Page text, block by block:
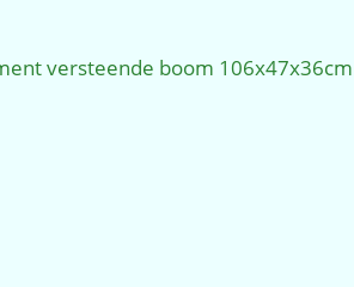
versteende boom 106x47x36cm